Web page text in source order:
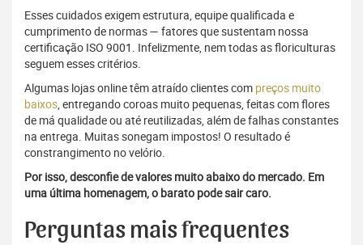
Esses cuidados exigem estrutura, equipe qualificada e
cumprimento de normas — fatores que sustentam nossa
certificação ISO 9001. Infelizmente, nem todas as floriculturas
seguem esses critérios.
Algumas lojas online têm atraído clientes com preços muito
baixos, entregando coroas muito pequenas, feitas com flores
de má qualidade ou até reutilizadas, além de falhas constantes
na entrega. Muitas sonegam impostos! O resultado é
constrangimento no velório.
Por isso, desconfie de valores muito abaixo do mercado. Em
uma última homenagem, o barato pode sair caro.
Perguntas mais frequentes